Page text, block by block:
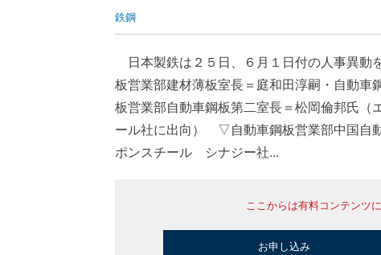
鉄鋼
日本製鉄は２５日、６月１日付の人事異
板営業部建材薄板室長＝庭和田淳嗣・自動
板営業部自動車鋼板第二室長＝松岡倫邦
ール社に出向） ▽自動車鋼板営業部中国自
ポンスチール シナジー社...
ここからは有料コンテンツ
お申し込み